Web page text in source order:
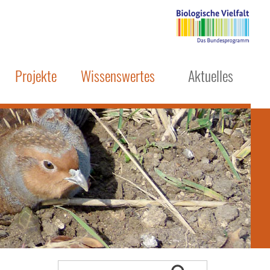
Projekte Wissenswertes
Insekten und Artenvielfalt
Monitoring
Kettenzählung
Schulungen & Vorträge
Publikationen
Positionen & Berichte
Beratungsordner
Aktuelles